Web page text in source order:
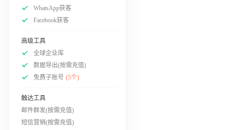
WhatsApp获客
Facebook获客
高级工具
全球企业库
数据导出(按需充值)
免费子账号 (5个)
触达工具
邮件群发(按需充值)
短信营销(按需充值)